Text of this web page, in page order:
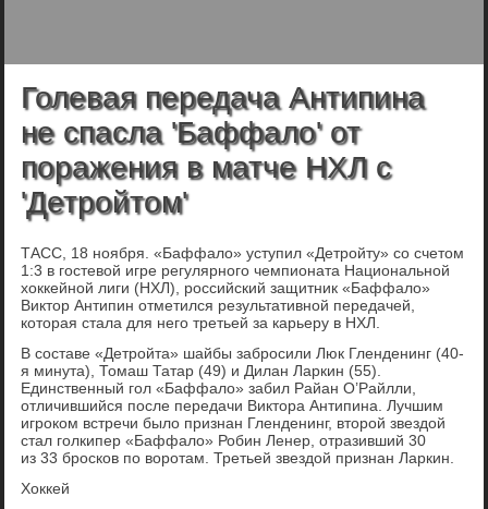
Голевая передача Антипина
не спасла 'Баффало' от
поражения в матче НХЛ с
'Детройтом'
ТАСС, 18 ноября. «Баффало» уступил «Детройту» со счетом
1:3 в гостевой игре регулярного чемпионата Национальной
хоккейной лиги (НХЛ), российский защитник «Баффало»
Виктор Антипин отметился результативной передачей,
которая стала для него третьей за карьеру в НХЛ.
В составе «Детройта» шайбы забросили Люк Гленденинг (40-
я минута), Томаш Татар (49) и Дилан Ларкин (55).
Единственный гол «Баффало» забил Райан О’Райлли,
отличившийся после передачи Виктора Антипина. Лучшим
игроком встречи было признан Гленденинг, второй звездой
стал голкипер «Баффало» Робин Ленер, отразивший 30
из 33 бросков по воротам. Третьей звездой признан Ларкин.
Хоккей